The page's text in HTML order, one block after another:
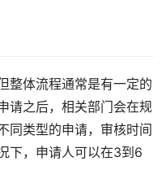
整体流程通常是有一定的
请之后，相关部门会在规
同类型的申请，审核时间
下，申请人可以在3到6